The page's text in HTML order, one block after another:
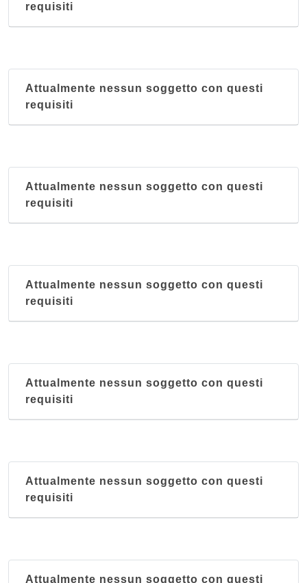
requisiti
Attualmente nessun soggetto con questi
requisiti
Attualmente nessun soggetto con questi
requisiti
Attualmente nessun soggetto con questi
requisiti
Attualmente nessun soggetto con questi
requisiti
Attualmente nessun soggetto con questi
requisiti
Attualmente nessun soggetto con questi